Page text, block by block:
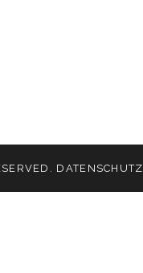
DATENSCHUTZ